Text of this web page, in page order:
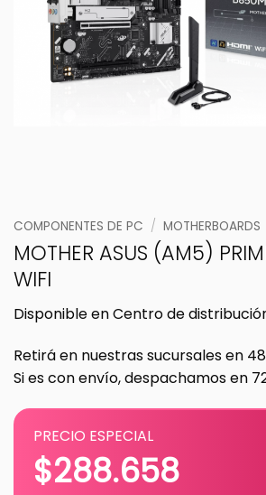
COMPONENTES DE PC / MOTHERBOARDS
MOTHER ASUS (AM5)
WIFI
Disponible en Centro de
Retirá en nuestras sucursales en
Si es con envío, despachamos en
PRECIO ESPECIAL
$288.658